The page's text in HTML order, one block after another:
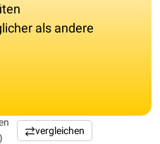
als andere
vergleichen